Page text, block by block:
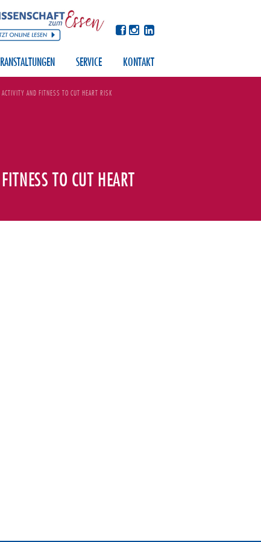
SERVICE KONTAKT
AND FITNESS TO CUT HEART RISK
TO CUT HEART